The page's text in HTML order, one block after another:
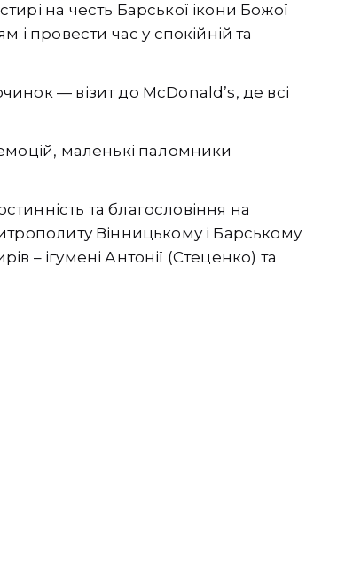
на честь Барської ікони Божої
і провести час у спокійній та
— візит до McDonald’s, де всі
маленькі паломники
та благословіння на
Вінницькому і Барському
– ігумені Антонії (Стеценко) та